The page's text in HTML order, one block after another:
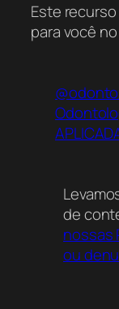
Este
para você
de
nossas
ou